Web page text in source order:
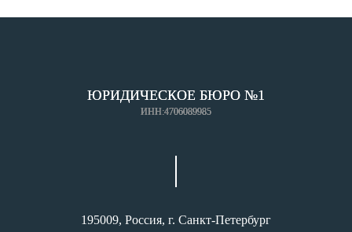
ЮРИДИЧЕСКОЕ БЮРО №1
ИНН:4706089985
195009, Россия, г. Санкт-Петербург